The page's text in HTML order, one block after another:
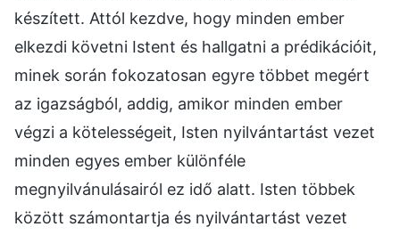
készített. Attól kezdve, hogy minden ember
elkezdi követni Istent és hallgatni a prédikációit,
minek során fokozatosan egyre többet megért
az igazságból, addig, amikor minden ember
végzi a kötelességeit, Isten nyilvántartást vezet
minden egyes ember különféle
megnyilvánulásairól ez idő alatt. Isten többek
között számontartja és nyilvántartást vezet